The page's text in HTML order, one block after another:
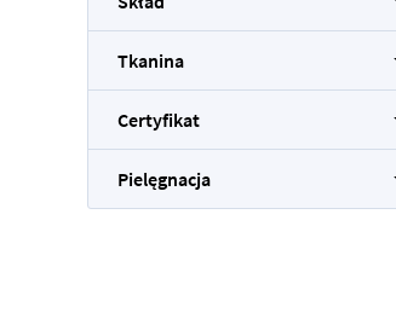
Tkanina
Certyfikat
Pielęgnacja